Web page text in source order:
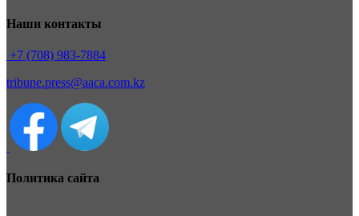
Наши контакты
+7 (708) 983-7884
tribune.press@aaca.com.kz
Политика сайта